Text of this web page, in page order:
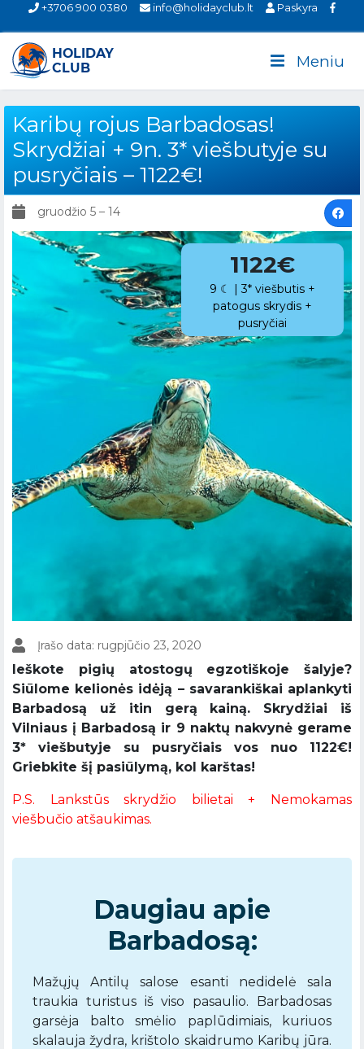
+3706 900 0380 info@holidayclub.lt Paskyra
Meniu
Karibų rojus Barbadosas!
Skrydžiai + 9n. 3* viešbutyje su
pusryčiais – 1122€!
gruodžio 5 – 14
1122€
9 ☾ | 3* viešbutis +
patogus skrydis +
pusryčiai
Įrašo data: rugpjūčio 23, 2020
Ieškote pigių atostogų egzotiškoje šalyje?
Siūlome kelionės idėją – savarankiškai aplankyti
Barbadosą už itin gerą kainą. Skrydžiai iš
Vilniaus į Barbadosą ir 9 naktų nakvynė gerame
3* viešbutyje su pusryčiais vos nuo 1122€!
Griebkite šį pasiūlymą, kol karštas!
P.S. Lankstūs skrydžio bilietai + Nemokamas
viešbučio atšaukimas.
Daugiau apie
Barbadosą:
Mažųjų Antilų salose esanti nedidelė sala
traukia turistus iš viso pasaulio. Barbadosas
garsėja balto smėlio paplūdimiais, kuriuos
skalauja žydra, krištolo skaidrumo Karibų jūra.